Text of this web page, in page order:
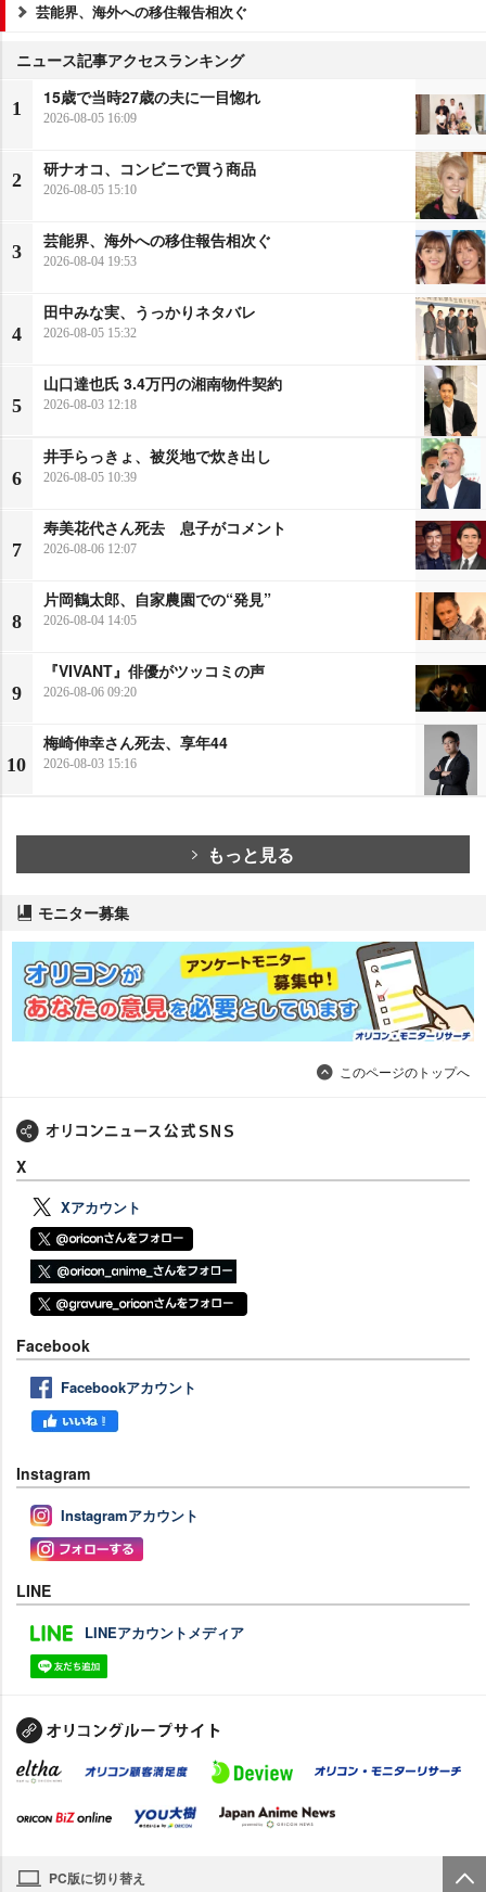
芸能界、海外への移住報告相次ぐ
ニュース記事アクセスランキング
1
15歳で当時27歳の夫に一目惚れ
2026-08-05 16:09
2
研ナオコ、コンビニで買う商品
2026-08-05 15:10
3
芸能界、海外への移住報告相次ぐ
2026-08-04 19:53
4
田中みな実、うっかりネタバレ
2026-08-05 15:32
5
山口達也氏 3.4万円の湘南物件契約
2026-08-03 12:18
6
井手らっきょ、被災地で炊き出し
2026-08-05 10:39
7
寿美花代さん死去 息子がコメント
2026-08-06 12:07
8
片岡鶴太郎、自家農園での“発見”
2026-08-04 14:05
9
『VIVANT』俳優がツッコミの声
2026-08-06 09:20
10
梅崎伸幸さん死去、享年44
2026-08-03 15:16
もっと見る
モニター募集
このページのトップへ
X
Xアカウント
Facebook
Facebookアカウント
Instagram
Instagramアカウント
LINE
LINEアカウントメディア
PC版に切り替え